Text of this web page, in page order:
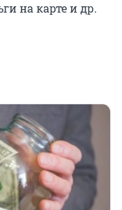
на карте и др.